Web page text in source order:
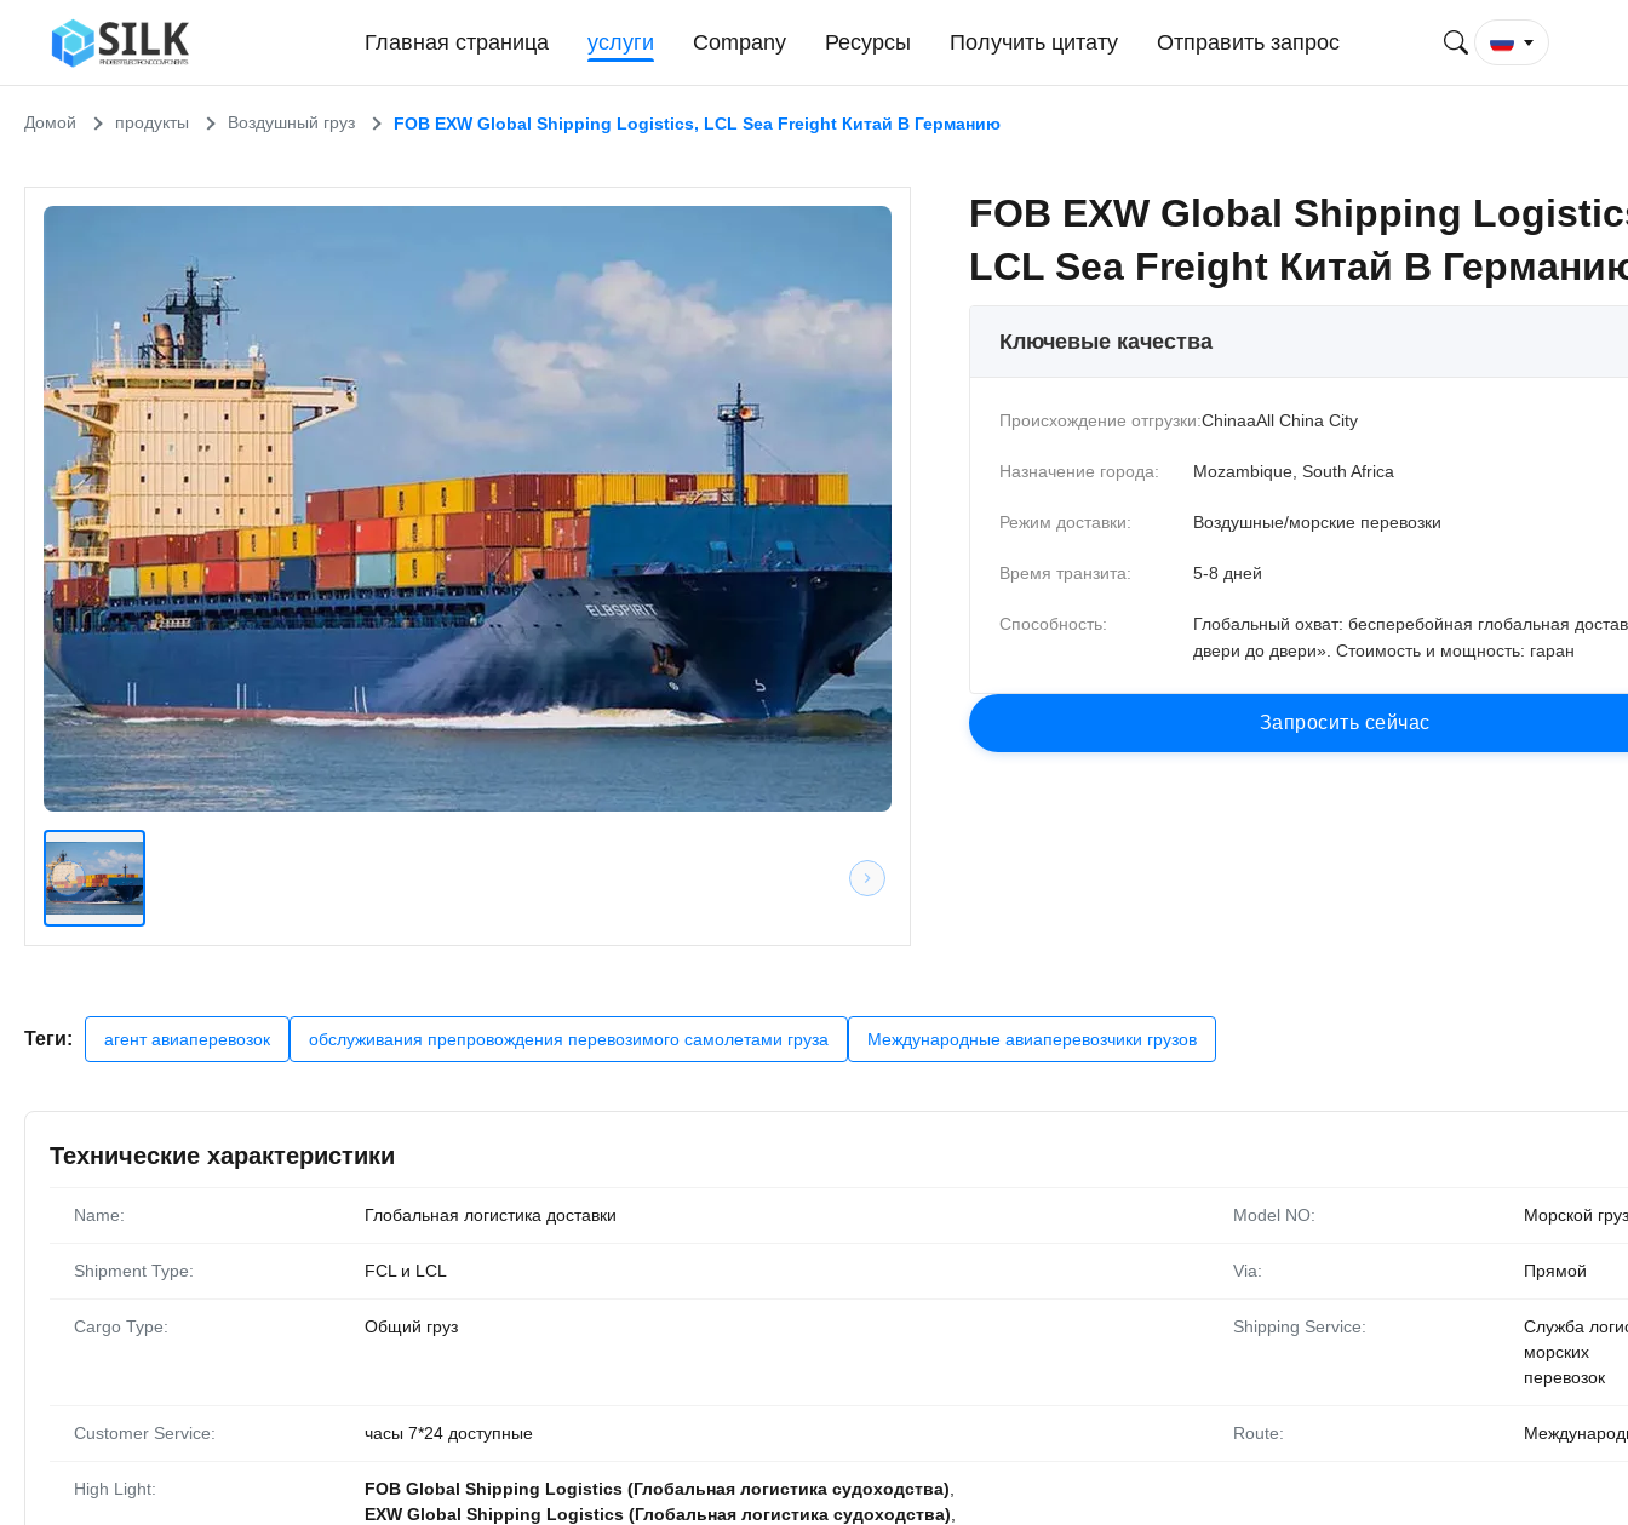
Главная страница услуги Company Ресурсы Получить цитату Отправить запрос
Домой продукты Воздушный груз FOB EXW Global Shipping Logistics, LCL Sea Freight Китай В Германию
FOB EXW Global Shipping
LCL Sea Freight Китай В
Ключевые качества
Происхождение отгрузки:ChinaaAll China City
Назначение города: Mozambique, South Africa
Режим доставки: Воздушные/морские перевозки
Время транзита: 5-8 дней
Способность:
Глобальный охват: бесперебойная глобальная
двери до двери». Стоимость и мощность: гаран
Запросить сейчас
Теги: агент авиаперевозок обслуживания препровождения перевозимого самолетами груза Международные авиаперевозчики грузов
Технические характеристики
Name: Глобальная логистика доставки Model NO: Морской груз
Shipment Type: FCL и LCL Via: Прямой
Cargo Type: Общий груз Shipping Service:
Служба
морских
перевозок
Customer Service: часы 7*24 доступные Route:
High Light: FOB Global Shipping Logistics (Глобальная логистика судоходства)
EXW Global Shipping Logistics (Глобальная логистика судоходства)